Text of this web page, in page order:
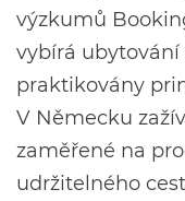
výzkumů
vybírá
praktikovány
V Německu
zaměřené na
udržitelného